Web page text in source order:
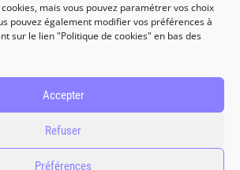
mais vous pouvez paramétrer vos choix
pouvez également modifier vos préférences à
sur le lien "Politique de cookies" en bas des
Accepter
Refuser
Préférences
personnelles